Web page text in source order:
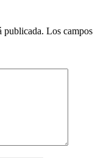
publicada. Los campos